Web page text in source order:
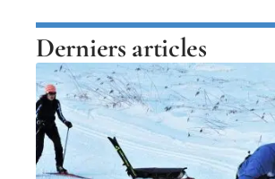
Derniers articles